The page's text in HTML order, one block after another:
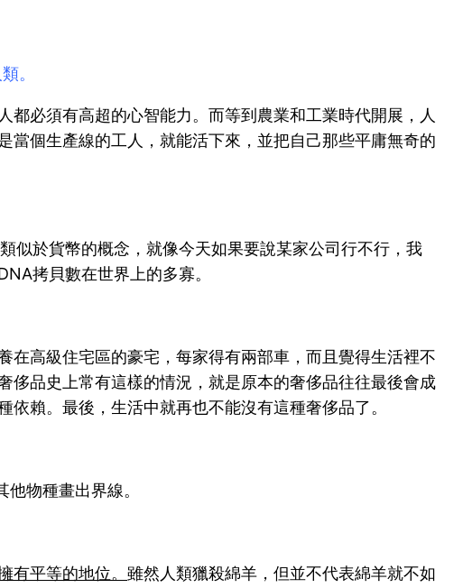
。
必須有高超的心智能力。而等到農業和工業時代開展，人
個生產線的工人，就能活下來，並把自己那些平庸無奇的
似於貨幣的概念，就像今天如果要說某家公司行不行，我
拷貝數在世界上的多寡。
高級住宅區的豪宅，每家得有兩部車，而且覺得生活裡不
侈品史上常有這樣的情況，就是原本的奢侈品往往最後會成
賴。最後，生活中就再也不能沒有這種奢侈品了。
物種畫出界線。
有平等的地位。 雖然人類獵殺綿羊，但並不代表綿羊就不如